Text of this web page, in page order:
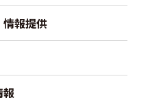
報提供
報